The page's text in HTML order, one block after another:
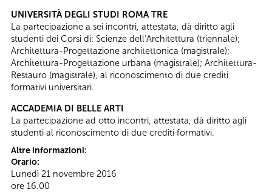
UNIVERSITÀ DEGLI STUDI ROMA TRE
La partecipazione a sei incontri, attestata, dà diritto agli
studenti dei Corsi di: Scienze dell’Architettura (triennale);
Architettura-Progettazione architettonica (magistrale);
Architettura-Progettazione urbana (magistrale); Architettura-
Restauro (magistrale), al riconoscimento di due crediti
formativi universitari.
ACCADEMIA DI BELLE ARTI
La partecipazione ad otto incontri, attestata, dà diritto agli
studenti al riconoscimento di due crediti formativi.
Altre informazioni:
Orario:
Lunedì 21 novembre 2016
ore 16.00